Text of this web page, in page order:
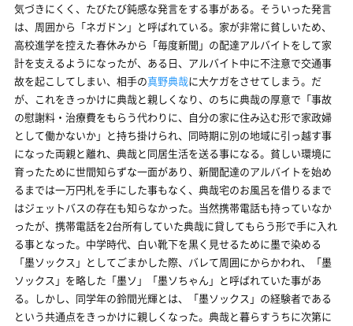
気づきにくく、たびたび鈍感な発言をする事がある。そういった発言
は、周囲から「ネガドン」と呼ばれている。家が非常に貧しいため、
高校進学を控えた春休みから「毎度新聞」の配達アルバイトをして家
計を支えるようになったが、ある日、アルバイト中に不注意で交通事
故を起こしてしまい、相手の真野典哉に大ケガをさせてしまう。だ
が、これをきっかけに典哉と親しくなり、のちに典哉の厚意で「事故
の慰謝料・治療費をもらう代わりに、自分の家に住み込む形で家政婦
として働かないか」と持ち掛けられ、同時期に別の地域に引っ越す事
になった両親と離れ、典哉と同居生活を送る事になる。貧しい環境に
育ったために世間知らずな一面があり、新聞配達のアルバイトを始め
るまでは一万円札を手にした事もなく、典哉宅のお風呂を借りるまで
はジェットバスの存在も知らなかった。当然携帯電話も持っていなか
ったが、携帯電話を2台所有していた典哉に貸してもらう形で手に入れ
る事となった。中学時代、白い靴下を黒く見せるために墨で染める
「墨ソックス」としてごまかした際、バレて周囲にからかわれ、「墨
ソックス」を略した「墨ソ」「墨ソちゃん」と呼ばれていた事があ
る。しかし、同学年の鈴間光輝とは、「墨ソックス」の経験者である
という共通点をきっかけに親しくなった。典哉と暮らすうちに次第に